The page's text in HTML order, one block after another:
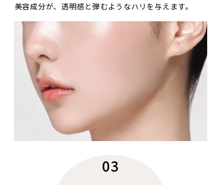
美容成分が、透明感と弾むようなハリを与えます。
03